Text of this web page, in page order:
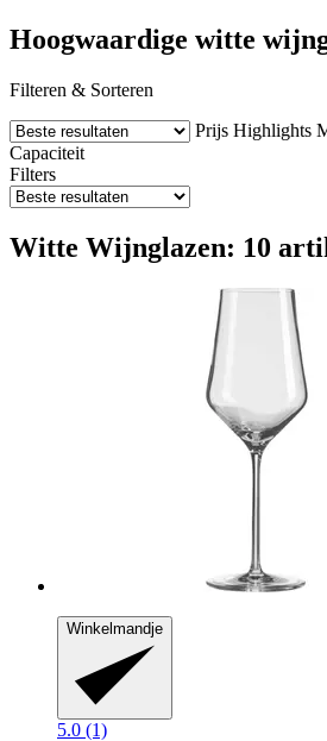
Hoogwaardige witte
Filteren & Sorteren
Prijs Highlights
Capaciteit
Filters
Witte Wijnglazen: 10
Winkelmandje
5.0 (1)